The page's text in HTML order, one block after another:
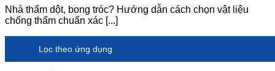
Nhà thấm dột, bong tróc? Hướng dẫn cách chọn vật liệu
chống thấm chuẩn xác [...]
Lọc theo ứng dụng